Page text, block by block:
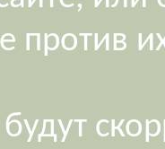
против